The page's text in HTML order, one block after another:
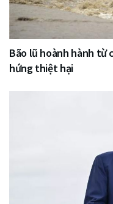
Bão lũ hoành hành từ
hứng thiệt hại